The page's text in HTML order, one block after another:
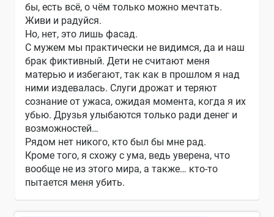
бы, есть всё, о чём только можно мечтать.
Живи и радуйся.
Но, нет, это лишь фасад.
С мужем мы практически не видимся, да и наш
брак фиктивный. Дети не считают меня
матерью и избегают, так как в прошлом я над
ними издевалась. Слуги дрожат и теряют
сознание от ужаса, ожидая момента, когда я их
убью. Друзья улыбаются только ради денег и
возможностей…
Рядом нет никого, кто был бы мне рад.
Кроме того, я схожу с ума, ведь уверена, что
вообще не из этого мира, а также… кто-то
пытается меня убить.